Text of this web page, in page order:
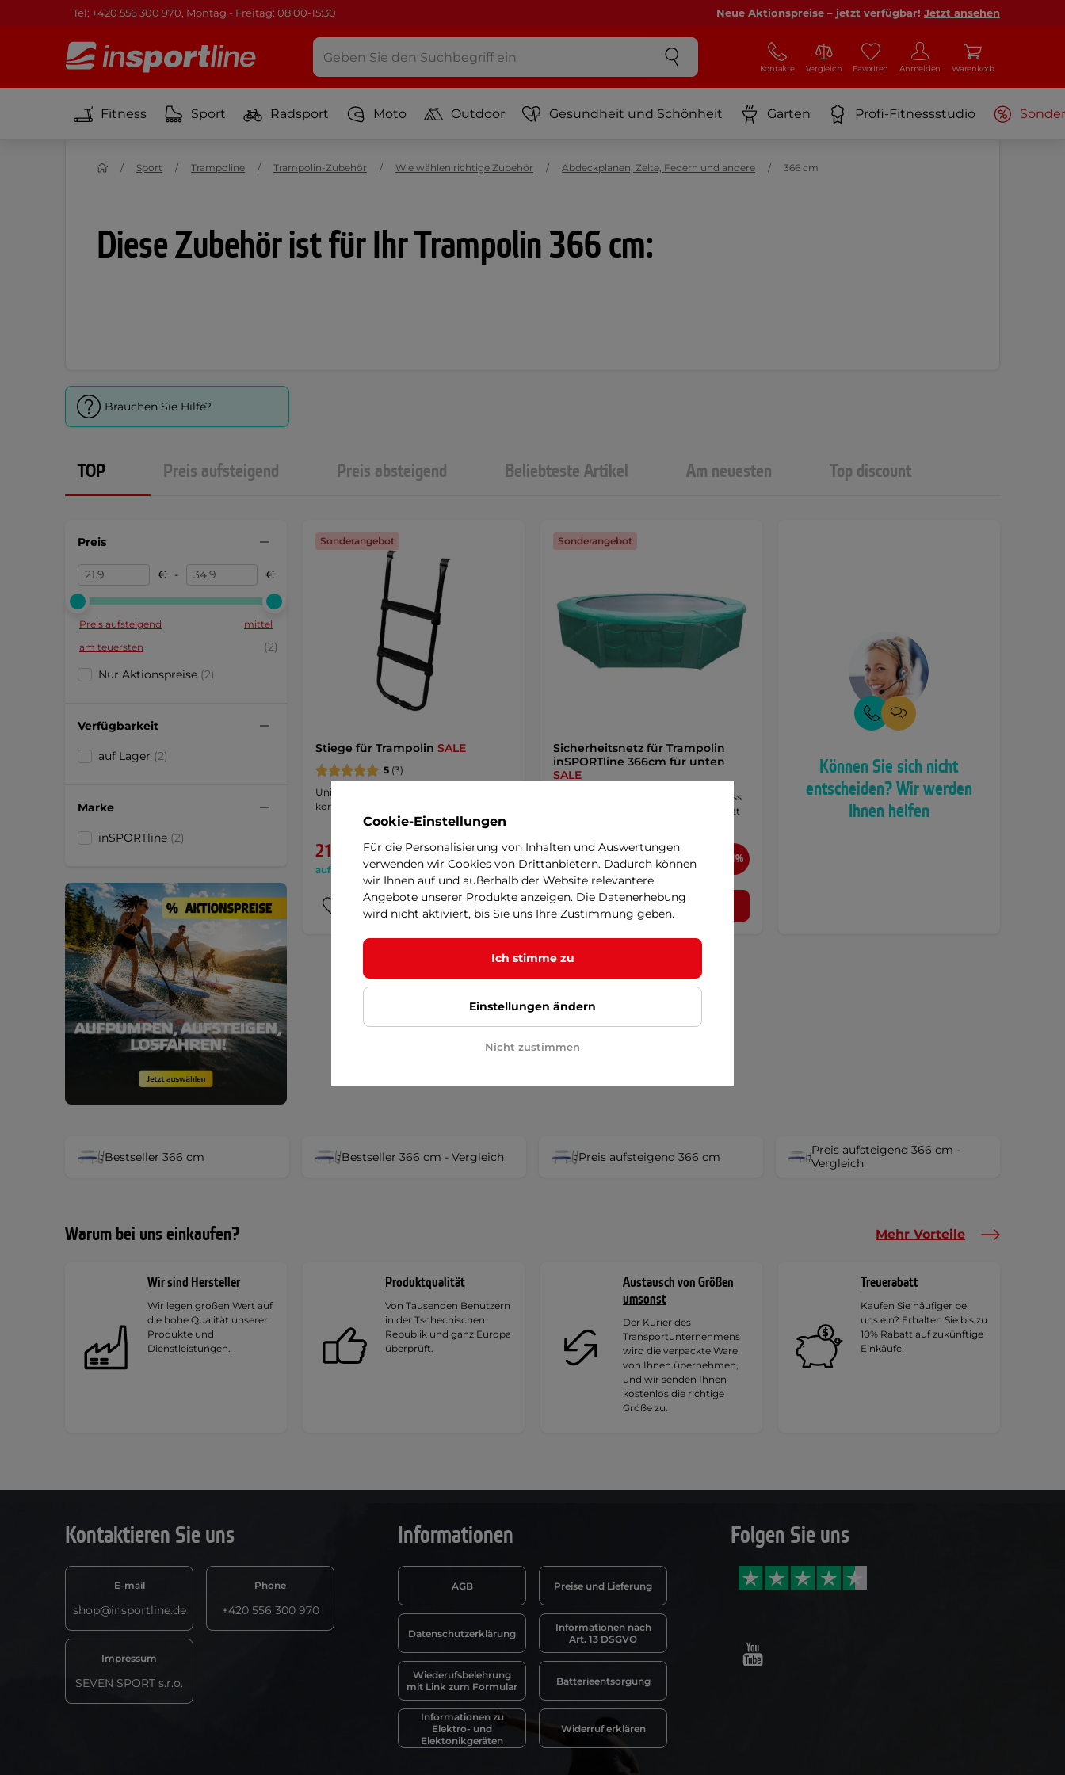
Tel: +420 556 300 970, Montag - Freitag: 08:00-15:30 Neue Aktionspreise – jetzt verfügbar! Jetzt ansehen
Kontakte Vergleich Favoriten Anmelden Warenkorb
Fitness Sport Radsport Moto Outdoor Gesundheit und Schönheit Garten Profi-Fitnessstudio
Diese Zubehör ist für Ihr Trampolin 366 cm:
Sport Trampoline Trampolin-Zubehör Wie wählen richtige Zubehör Abdeckplanen, Zelte, Federn und andere 366 cm
Brauchen Sie Hilfe?
TOP Preis aufsteigend Preis absteigend Beliebteste Artikel Am neuesten Top discount
Preis
€ - €
Preis aufsteigend
mittel
am teuersten
(2)
Nur Aktionspreise (2)
Verfügbarkeit
auf Lager (2)
Marke
inSPORTline (2)
Sonderangebot
Stiege für Trampolin SALE
5 (3)
Universalstiege für Trampoline zum
komfortablen Betreten der Sprungfläche.
21,90 € 36,90 €
auf Lager – 12.8. bei Ihnen
-41%
Detail
Sonderangebot
Sicherheitsnetz für Trampolin
inSPORTline 366cm für unten
SALE
Sicherheitsnetz, um zu verhindern, dass
Kinder und Tiere unter das Sprungbrett
34,90 € 58,90 €
auf Lager – 12.8. bei Ihnen
-41%
Kaufen
Können Sie sich nicht
entscheiden? Wir werden
Ihnen helfen
Bestseller 366 cm Bestseller 366 cm - Vergleich Preis aufsteigend 366 cm
Preis aufsteigend 366 cm -
Vergleich
Warum bei uns einkaufen? Mehr Vorteile
Wir sind Hersteller
Wir legen großen Wert auf
die hohe Qualität unserer
Produkte und
Dienstleistungen.
Produktqualität
Von Tausenden Benutzern
in der Tschechischen
Republik und ganz Europa
überprüft.
Austausch von Größen
umsonst
Der Kurier des
Transportunternehmens
wird die verpackte Ware
von Ihnen übernehmen,
und wir senden Ihnen
kostenlos die richtige
Größe zu.
Treuerabatt
Kaufen Sie häufiger bei
uns ein? Erhalten Sie bis zu
10% Rabatt auf zukünftige
Einkäufe.
Kontaktieren Sie uns
E-mail
shop@insportline.de
Phone
+420 556 300 970
Impressum
SEVEN SPORT s.r.o.
Informationen
AGB Preise und Lieferung
Datenschutzerklärung
Informationen nach
Art. 13 DSGVO
Wiederufsbelehrung
mit Link zum Formular
Batterieentsorgung
Informationen zu
Elektro- und
Elektonikgeräten
Widerruf erklären
Folgen Sie uns
Youtube
Cookie-Einstellungen
Für die Personalisierung von Inhalten und Auswertungen
verwenden wir Cookies von Drittanbietern. Dadurch können
wir Ihnen auf und außerhalb der Website relevantere
Angebote unserer Produkte anzeigen. Die Datenerhebung
wird nicht aktiviert, bis Sie uns Ihre Zustimmung geben.
Ich stimme zu
Einstellungen ändern
Nicht zustimmen